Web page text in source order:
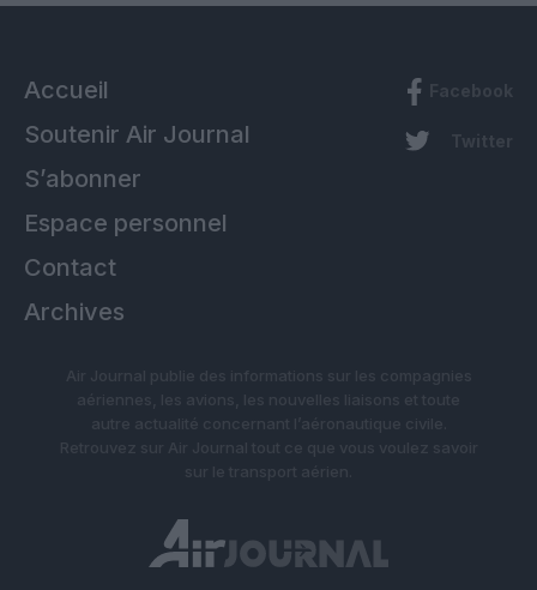
Accueil
Soutenir Air Journal
S’abonner
Espace personnel
Contact
Archives